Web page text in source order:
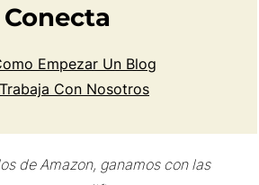
Conecta
Empezar Un Blog
Trabaja Con Nosotros
de Amazon, ganamos con las